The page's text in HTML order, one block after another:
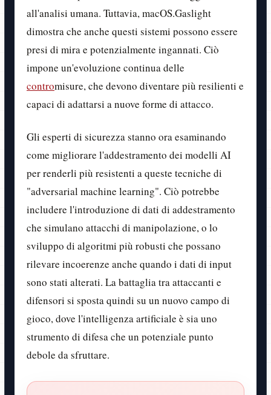
all'analisi umana. Tuttavia, macOS.Gaslight
dimostra che anche questi sistemi possono essere
presi di mira e potenzialmente ingannati. Ciò
impone un'evoluzione continua delle
contromisure, che devono diventare più resilienti e
capaci di adattarsi a nuove forme di attacco.
Gli esperti di sicurezza stanno ora esaminando
come migliorare l'addestramento dei modelli AI
per renderli più resistenti a queste tecniche di
"adversarial machine learning". Ciò potrebbe
includere l'introduzione di dati di addestramento
che simulano attacchi di manipolazione, o lo
sviluppo di algoritmi più robusti che possano
rilevare incoerenze anche quando i dati di input
sono stati alterati. La battaglia tra attaccanti e
difensori si sposta quindi su un nuovo campo di
gioco, dove l'intelligenza artificiale è sia uno
strumento di difesa che un potenziale punto
debole da sfruttare.